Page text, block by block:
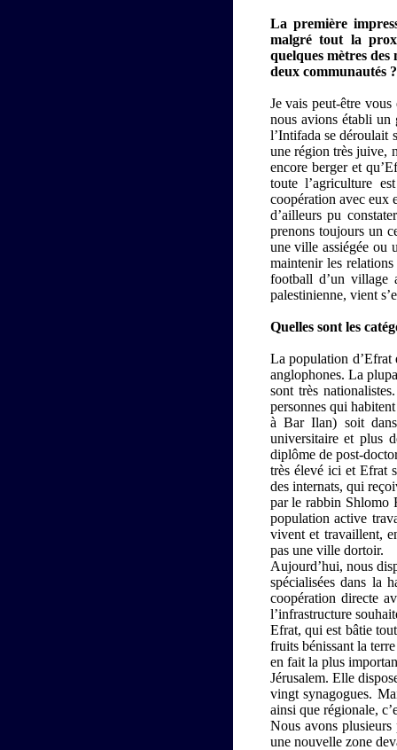
La première
malgré tout la
quelques mètres des
deux communautés ?
Je vais peut-être
nous avions établi un
l’Intifada se déroulait
une région très juive,
encore berger et
toute l’agriculture
coopération avec eux
d’ailleurs pu
prenons toujours un
une ville assiégée ou
maintenir les
football d’un village
palestinienne, vient
Quelles sont les
La population d’Efrat
anglophones. La
sont très
personnes qui
à Bar Ilan) soit dans
universitaire et plus
diplôme de post-
très élevé ici et Efrat
des internats, qui
par le rabbin Shlomo
population active
vivent et travaillent,
pas une ville dortoir.
Aujourd’hui, nous
spécialisées dans la
coopération directe
l’infrastructure
Efrat, qui est bâtie
fruits bénissant la
en fait la plus
Jérusalem. Elle
vingt synagogues.
ainsi que régionale,
Nous avons plusieurs
une nouvelle zone